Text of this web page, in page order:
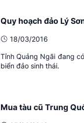
Quy hoạch đảo Lý
18/03/2016
Tỉnh Quảng Ngãi đang
biển đảo sinh thái.
Mua tàu cũ Trung